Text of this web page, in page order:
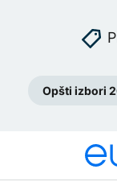
Opšti izbori